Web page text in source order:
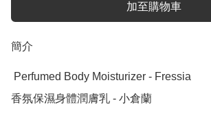
加至購物車
簡介
香氛保濕身體潤膚乳 - 小倉蘭